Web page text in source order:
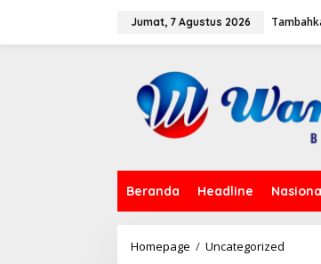
Jumat, 7 Agustus 2026
Beranda Headline
Homepage / Uncategorized